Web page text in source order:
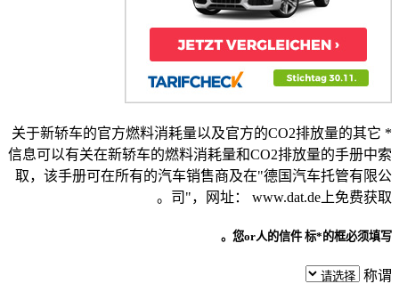
* 关于新轿车的官方燃料消耗量以及官方的CO2排放量的其它
信息可以有关在新轿车的燃料消耗量和CO2排放量的手册中索
取，该手册可在所有的汽车销售商及在"德国汽车托管有限公
司"，网址： www.dat.de上免费获取。
您or人的信件标*的框必须填写。
称谓